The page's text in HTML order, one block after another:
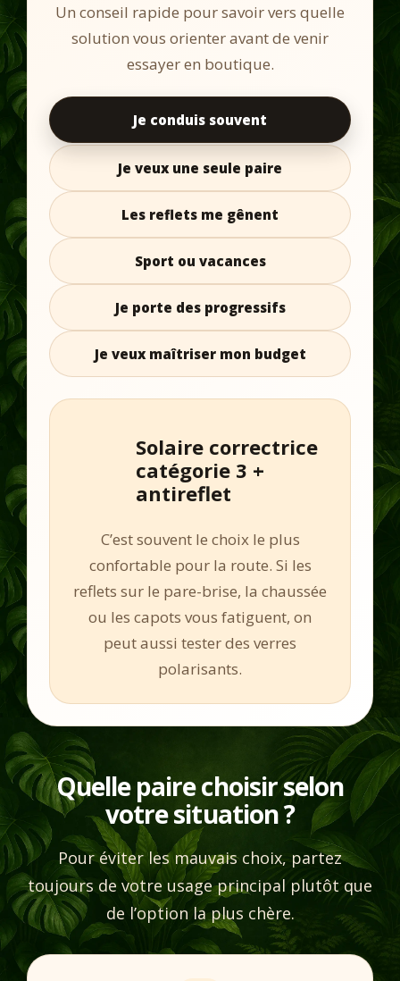
Un conseil rapide pour savoir vers quelle
solution vous orienter avant de venir
essayer en boutique.
Je conduis souvent
Je veux une seule paire
Les reflets me gênent
Sport ou vacances
Je porte des progressifs
Je veux maîtriser mon budget
Solaire correctrice
catégorie 3 +
antireflet
C’est souvent le choix le plus
confortable pour la route. Si les
reflets sur le pare-brise, la chaussée
ou les capots vous fatiguent, on
peut aussi tester des verres
polarisants.
Quelle paire choisir selon
votre situation ?
Pour éviter les mauvais choix, partez
toujours de votre usage principal plutôt que
de l’option la plus chère.